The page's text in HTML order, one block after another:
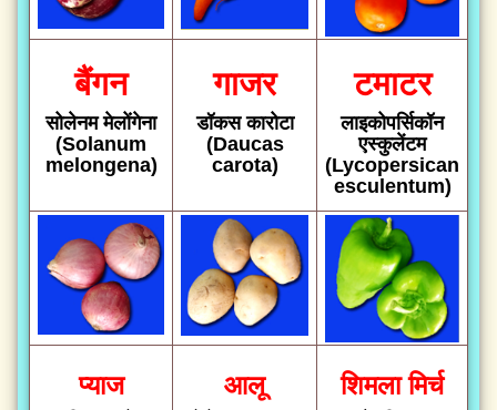
बैंगन
सोलेनम मेलोंगेना
(Solanum
melongena)
गाजर
डॉकस कारोटा
(Daucas
carota)
टमाटर
लाइकोपर्सिकॉन
एस्कुलेंटम
(Lycopersican
esculentum)
प्याज आलू शिमला मिर्च